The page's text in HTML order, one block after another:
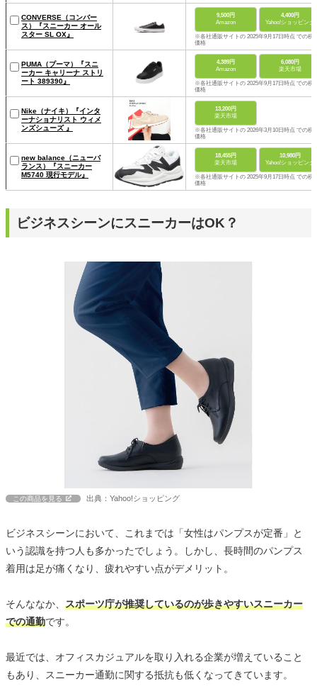
CONVERSE（コンバー
ス）『スニーカー オール
スター SL OX』
9,500円
Amazon
4,400円
Yahoo!ショッピング
※各社通販サイトの 2025年9月17日時点 での税
価格
PUMA（プーマ）『スニ
ーカー キャリーナ ストリ
ート 389390』
4,389円
Amazon
6,080円
楽天市場
※各社通販サイトの 2025年9月17日時点 での税
価格
Nike（ナイキ）『インタ
ーナショナリスト ウィメ
ンズシューズ 』
13,200円
楽天市場
※各社通販サイトの 2026年3月10日時点 での税
価格
new balance（ニューバ
ランス）『スニーカー
M5740 現行モデル』
18,455円
楽天市場
10,980円
Yahoo!ショッピング
※各社通販サイトの 2025年9月17日時点 での税
価格
ビジネスシーンにスニーカーはOK？
この商品を見る 出典：Yahoo!ショッピング
ビジネスシーンにおいて、これまでは「女性はパンプスが定番」と
いう認識を持つ人も多かったでしょう。しかし、長時間のパンプス
着用は足が痛くなり、疲れやすい点がデメリット。
そんななか、 スポーツ庁が推奨しているのが歩きやすいスニーカー
での通勤です。
最近では、オフィスカジュアルを取り入れる企業が増えていること
もあり、スニーカー通勤に関する抵抗も低くなってきています。